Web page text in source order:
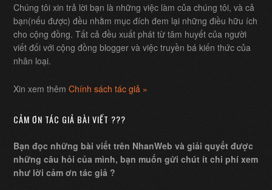
Chúng tôi xin trả lời bạn là những việc làm của chúng tôi, và cả
bạn(nếu được) đều nhằm mục đích đem lại những điều hữu ích
cho cộng đồng. Tất cả đều xuất phát từ tâm huyết của người
viết đối với cộng đồng blogger và việc truyền bá kiến thức của
nhân loại.
Xin xem thêmChính sách tác giả »
CẢM ƠN TÁC GIẢ BÀI VIẾT ???
Bạn đọc những bài viết trên NhanWeb và giải quyết được
những câu hỏi của mình, bạn muốn gửi chút ít chi phí xem
như lời cảm ơn tác giả ?